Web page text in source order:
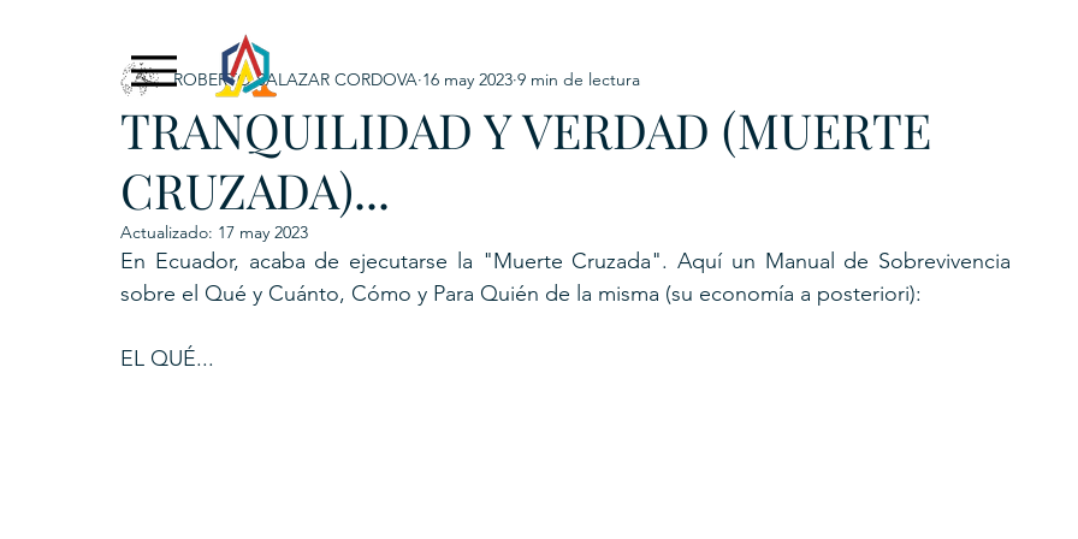
5. CSPINC.TECH
Exclusive Content ADNPL IGRP LATAM2021 URKU
TRANQUILIDAD Y VERDAD (MUERTE
CRUZADA)...
ROBERTO SALAZAR CORDOVA 16 may 2023 9 min de lectura
Actualizado: 17 may 2023
En Ecuador, acaba de ejecutarse la "Muerte Cruzada". Aquí un Manual de Sobrevivencia
sobre el Qué y Cuánto, Cómo y Para Quién de la misma (su economía a posteriori):
EL QUÉ...